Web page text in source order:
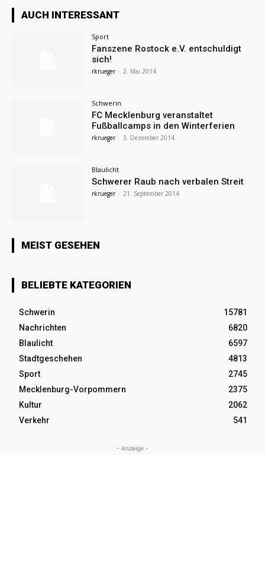
AUCH INTERESSANT
Sport
Fanszene Rostock e.V. entschuldigt
sich!
rkrueger - 2. Mai 2014
Schwerin
FC Mecklenburg veranstaltet
Fußballcamps in den Winterferien
rkrueger - 3. Dezember 2014
Blaulicht
Schwerer Raub nach verbalen Streit
rkrueger - 21. September 2014
MEIST GESEHEN
BELIEBTE KATEGORIEN
Schwerin
15781
Nachrichten
6820
Blaulicht
6597
Stadtgeschehen
4813
Sport
2745
Mecklenburg-Vorpommern
2375
Kultur
2062
Verkehr
541
- Anzeige -